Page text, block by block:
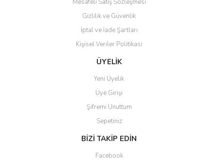
Gönder
Mesafeli Satış Sözleşmesi
Gizlilik ve Güvenlik
İptal ve İade Şartları
Kişisel Veriler Politikası
ÜYELİK
Yeni Üyelik
Üye Girişi
Şifremi Unuttum
Sepetiniz
BİZİ TAKİP EDİN
Facebook